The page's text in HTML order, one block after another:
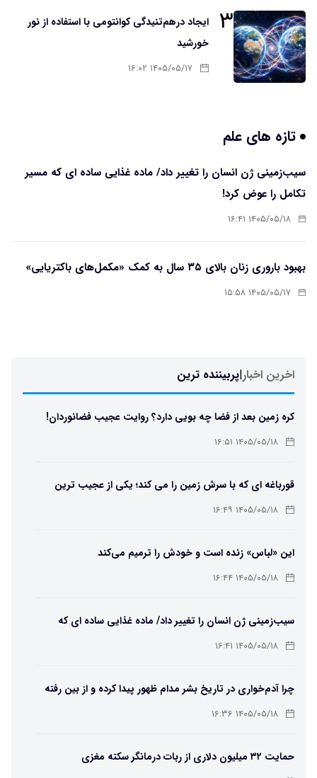
۳
ایجاد درهم‌تنیدگی کوانتومی با استفاده از نور
خورشید
۱۴۰۵/۰۵/۱۷ ۱۶:۰۲
تازه های علم
سیب‌زمینی ژن انسان را تغییر داد/ ماده غذایی ساده ای که مسیر
تکامل را عوض کرد!
۱۴۰۵/۰۵/۱۸ ۱۶:۴۱
بهبود باروری زنان بالای ۳۵ سال به کمک «مکمل‌های باکتریایی»
۱۴۰۵/۰۵/۱۷ ۱۵:۵۸
اخرین اخبار|پربیننده ترین
کره زمین بعد از فضا چه بویی دارد؟ روایت عجیب فضانوردان!
۱۴۰۵/۰۵/۱۸ ۱۶:۵۱
قورباغه ای که با سرش زمین را می کند؛ یکی از عجیب ترین
دوزیستان جهان
۱۴۰۵/۰۵/۱۸ ۱۶:۴۹
این «لباس» زنده است و خودش را ترمیم می‌کند
۱۴۰۵/۰۵/۱۸ ۱۶:۴۴
سیب‌زمینی ژن انسان را تغییر داد/ ماده غذایی ساده ای که
مسیر تکامل را عوض کرد!
۱۴۰۵/۰۵/۱۸ ۱۶:۴۱
چرا آدم‌خواری در تاریخ بشر مدام ظهور پیدا کرده و از بین رفته
است؟۱۴۰۵/۰۵/۱۸ ۱۶:۳۶
حمایت ۳۲ میلیون دلاری از ربات درمانگر سکته مغزی